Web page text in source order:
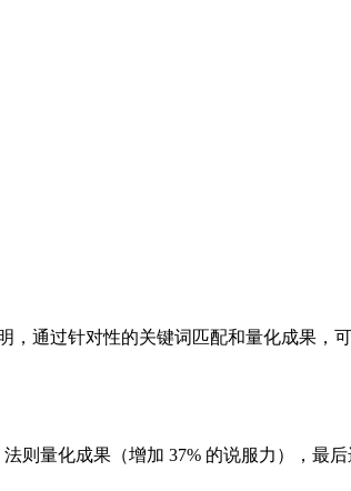
通过针对性的关键词匹配和量化成果，
则量化成果（增加 37% 的说服力），最后